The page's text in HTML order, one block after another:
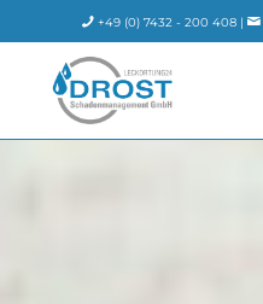
+49 (0) 7432 - 200 408 |